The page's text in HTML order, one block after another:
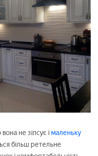
не зіпсує і маленьку
більш ретельне